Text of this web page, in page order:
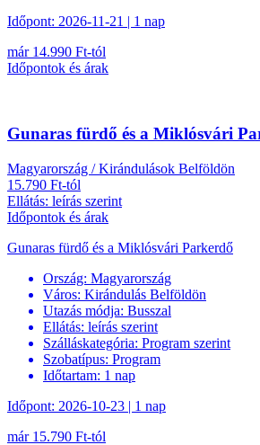
Időpont: 2026-11-21 | 1 nap
már 14.990 Ft-tól
Időpontok és árak
Gunaras fürdő és a Miklósvári
Magyarország / Kirándulások Belföldön
15.790 Ft-tól
Ellátás: leírás szerint
Időpontok és árak
Gunaras fürdő és a Miklósvári Parkerdő
Ország: Magyarország
Város: Kirándulás Belföldön
Utazás módja: Busszal
Ellátás: leírás szerint
Szálláskategória: Program szerint
Szobatípus: Program
Időtartam: 1 nap
Időpont: 2026-10-23 | 1 nap
már 15.790 Ft-tól